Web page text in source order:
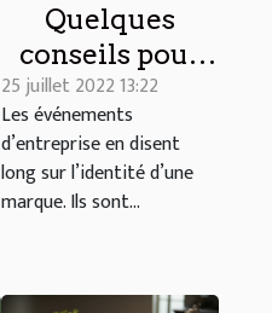
Quelques
conseils pour
choisir le
traiteur de
votre
événement
25 juillet 2022 13:22
Les événements
d’entreprise en disent
long sur l’identité d’une
marque. Ils sont...